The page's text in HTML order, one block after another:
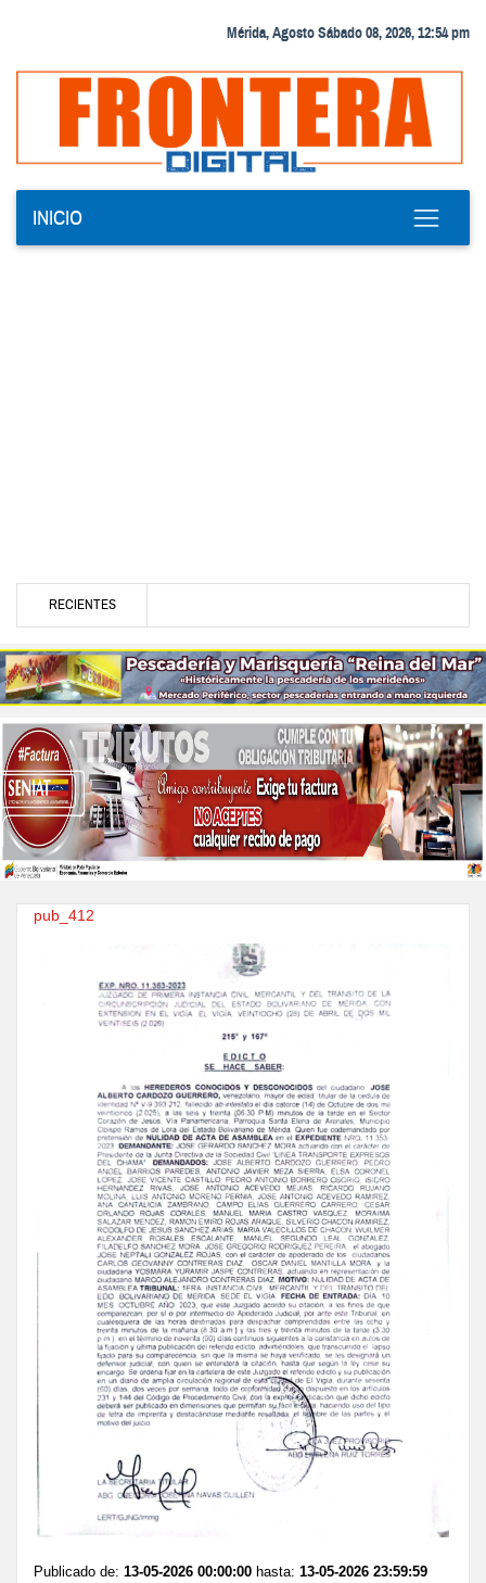
Mérida, Agosto Sábado 08, 2026, 12:54 pm
INICIO
RECIENTES
pub_412
Publicado de: 13-05-2026 00:00:00 hasta: 13-05-2026 23:59:59